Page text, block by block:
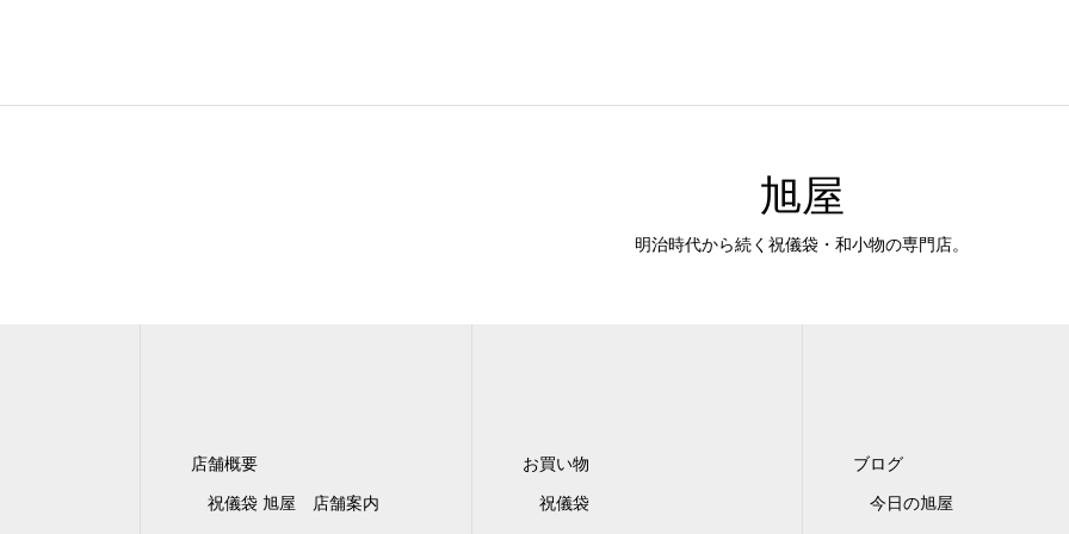
旭屋
明治時代から続く祝儀袋・和小物の専門店。
店舗概要
祝儀袋 旭屋 店舗案内
お買い物
祝儀袋
ブログ
今日の旭屋